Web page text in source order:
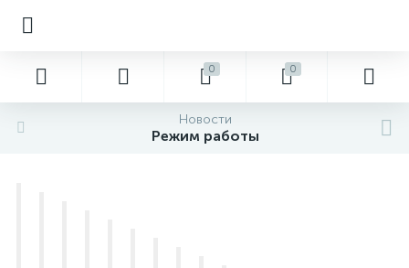
0 0
Новости
Режим работы